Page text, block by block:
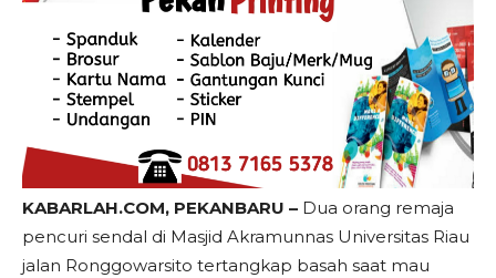
KABARLAH.COM, PEKANBARU – Dua orang remaja
pencuri sendal di Masjid Akramunnas Universitas Riau
jalan Ronggowarsito tertangkap basah saat mau